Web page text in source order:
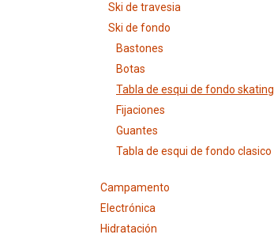
Ski de travesia
Ski de fondo
Bastones
Botas
Tabla de esqui de fondo skating
Fijaciones
Guantes
Tabla de esqui de fondo clasico
Campamento
Electrónica
Hidratación